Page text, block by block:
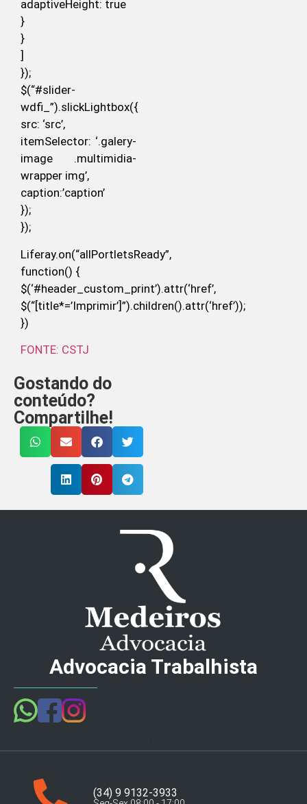
adaptiveHeight: true
}
}
]
});
$(“#slider-
wdfi_”).slickLightbox({
src: ‘src’,
itemSelector: ‘.galery-
image .multimidia-
wrapper img’,
caption:’caption’
});
});
Liferay.on(“allPortletsReady”,
function() {
$(‘#header_custom_print’).attr(‘href’,
$(“[title*=’Imprimir’]”).children().attr(‘href’));
})
FONTE: CSTJ
Gostando do
conteúdo?
Compartilhe!
Advocacia Trabalhista
(34) 9 9132-3933